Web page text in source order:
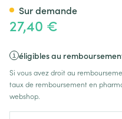
27,40 €
éligibles au
Si vous avez droit au
taux de remboursement en
webshop.
Sur demande